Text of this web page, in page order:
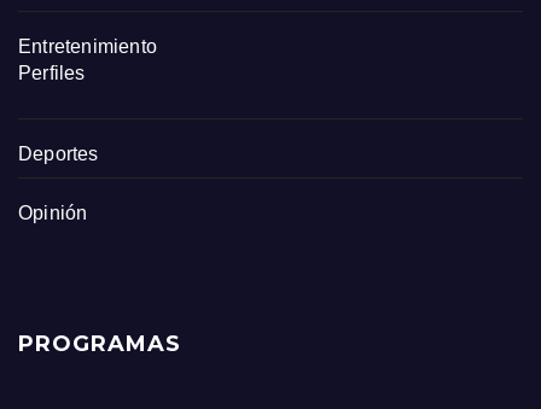
Entretenimiento
Perfiles
Deportes
Opinión
PROGRAMAS